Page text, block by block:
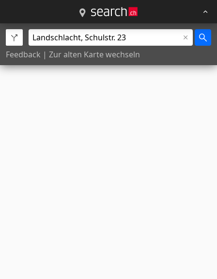
Feedback | Zur alten Karte wechseln